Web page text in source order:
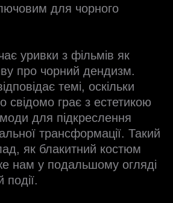
для чорного
уривки з фільмів як
про чорний дендизм.
темі, оскільки
свідомо грає з естетикою
для підкреслення
трансформації. Такий
як блакитний костюм
нам у подальшому огляді
події.